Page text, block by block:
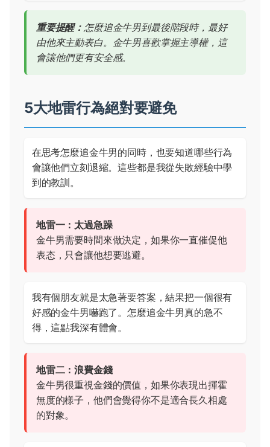
重要提醒： 怎麼追金牛男到最後階段時，最好
由他來主動表白。金牛男喜歡掌握主導權，這
會讓他們更有安全感。
5大地雷行為絕對要避免
在思考怎麼追金牛男的同時，也要知道哪些行為
會讓他們立刻退縮。這些都是我從失敗經驗中學
到的教訓。
地雷一：太過急躁
金牛男需要時間來做決定，如果你一直催促他
表态，只會讓他想要逃避。
我有個朋友就是太急著要答案，結果把一個很有
好感的金牛男嚇跑了。怎麼追金牛男真的急不
得，這點我深有體會。
地雷二：浪費金錢
金牛男很重視金錢的價值，如果你表現出揮霍
無度的樣子，他們會覺得你不是適合長久相處
的對象。